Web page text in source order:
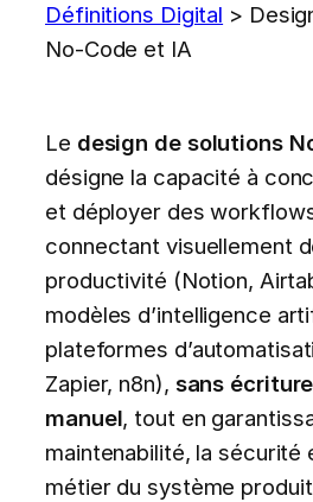
Définitions Digital >
No-Code et IA
Le design de solutions
désigne la capacité à
et déployer des
connectant visuellement
productivité (Notion,
modèles d’intelligence
plateformes
Zapier, n8n), sans
manuel, tout en
maintenabilité, la sécurité
métier du système